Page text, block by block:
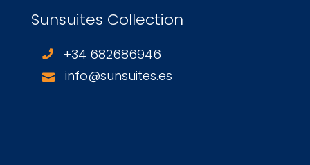
Sunsuites Collection
 +34 682686946
 info@sunsuites.es